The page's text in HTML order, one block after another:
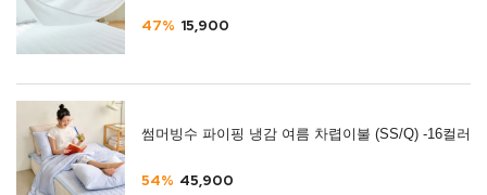
47% 15,900
썸머빙수 파이핑 냉감 여름 차렵이불 (SS/Q) -16컬러
54% 45,900